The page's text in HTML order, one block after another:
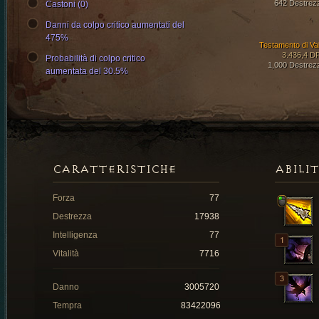
642
Testamento di
3.436,4
1,000
Castoni (0)
Danni da colpo critico aumentati del
475%
Probabilità di colpo critico
aumentata del 30.5%
CARATTERISTICHE
Forza
77
Destrezza
17938
Intelligenza
77
Vitalità
7716
Danno
3005720
Tempra
83422096